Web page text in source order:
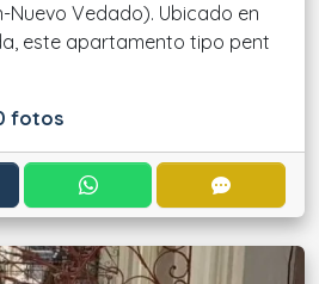
Nuevo Vedado). Ubicado en
este apartamento tipo pent
fotos
CONTACTAR POR